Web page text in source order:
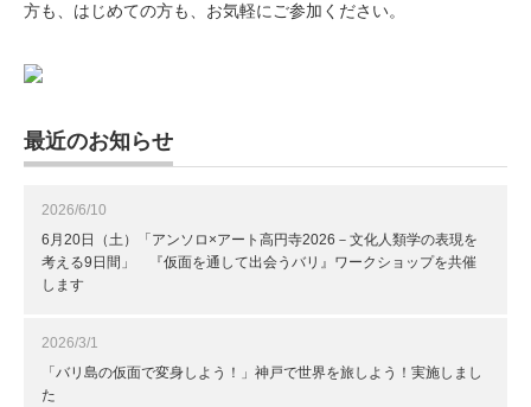
方も、はじめての方も、お気軽にご参加ください。
最近のお知らせ
2026/6/10
6月20日（土）「アンソロ×アート高円寺2026－文化人類学の表現を
考える9日間」 『仮面を通して出会うバリ』ワークショップを共催
します
2026/3/1
「バリ島の仮面で変身しよう！」神戸で世界を旅しよう！実施しまし
た